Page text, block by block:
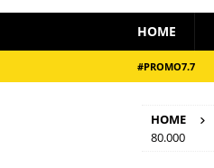
HOME
#PROMO7.7
HOME
80.000